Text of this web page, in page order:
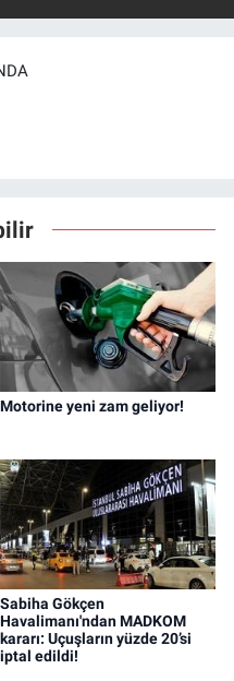
Motorine yeni zam geliyor!
Sabiha Gökçen
Havalimanı'ndan MADKOM
kararı: Uçuşların yüzde 20’si
iptal edildi!